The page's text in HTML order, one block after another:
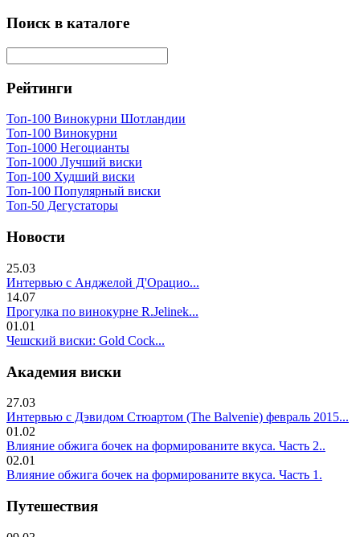
Поиск в каталоге
Рейтинги
Топ-100 Винокурни Шотландии
Топ-100 Винокурни
Топ-1000 Негоцианты
Топ-1000 Лучший виски
Топ-100 Худший виски
Топ-100 Популярный виски
Топ-50 Дегустаторы
Новости
25.03
Интервью с Анджелой Д'Орацио...
14.07
Прогулка по винокурне R.Jelinek...
01.01
Чешский виски: Gold Cock...
Академия виски
27.03
Интервью с Дэвидом Стюартом (The Balvenie) февраль 2015...
01.02
Влияние обжига бочек на формированите вкуса. Часть 2..
02.01
Влияние обжига бочек на формированите вкуса. Часть 1.
Путешествия